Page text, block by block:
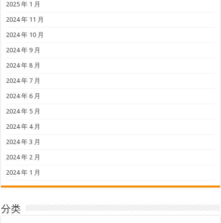
2025 年 1 月
2024 年 11 月
2024 年 10 月
2024 年 9 月
2024 年 8 月
2024 年 7 月
2024 年 6 月
2024 年 5 月
2024 年 4 月
2024 年 3 月
2024 年 2 月
2024 年 1 月
分类